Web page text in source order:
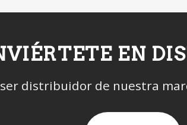
EN
distribuidor de nuestra